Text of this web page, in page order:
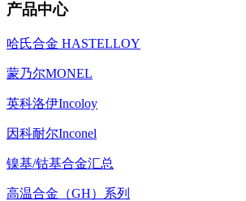
产品中心
哈氏合金 HASTELLOY
蒙乃尔MONEL
英科洛伊Incoloy
因科耐尔Inconel
镍基/钴基合金汇总
高温合金（GH）系列